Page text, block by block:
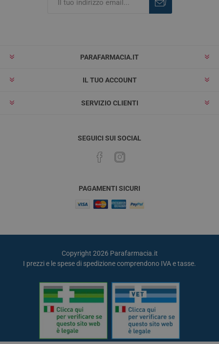
PARAFARMACIA.IT
IL TUO ACCOUNT
SERVIZIO CLIENTI
SEGUICI SUI SOCIAL
PAGAMENTI SICURI
Copyright 2026 Parafarmacia.it
I prezzi e le spese di spedizione comprendono IVA e tasse.